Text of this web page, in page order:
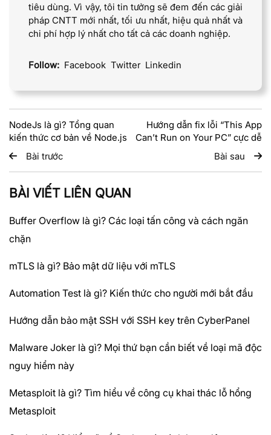
tiêu dùng. Vì vậy, tôi tin tưởng sẽ đem đến các giải
pháp CNTT mới nhất, tối ưu nhất, hiệu quả nhất và
chi phí hợp lý nhất cho tất cả các doanh nghiệp.
Follow: Facebook Twitter Linkedin
NodeJs là gì? Tổng quan
kiến thức cơ bản về Node.js
Bài trước
Hướng dẫn fix lỗi “This App
Can’t Run on Your PC” cực dễ
Bài sau
BÀI VIẾT LIÊN QUAN
Buffer Overflow là gì? Các loại tấn công và cách ngăn
chặn
mTLS là gì? Bảo mật dữ liệu với mTLS
Automation Test là gì? Kiến thức cho người mới bắt đầu
Hướng dẫn bảo mật SSH với SSH key trên CyberPanel
Malware Joker là gì? Mọi thứ bạn cần biết về loại mã độc
nguy hiểm này
Metasploit là gì? Tìm hiểu về công cụ khai thác lỗ hổng
Metasploit